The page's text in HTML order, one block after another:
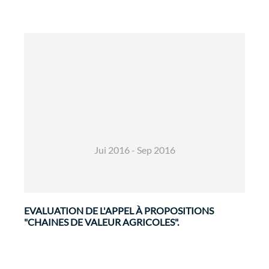
Jui 2016 - Sep 2016
EVALUATION DE L'APPEL À PROPOSITIONS
"CHAINES DE VALEUR AGRICOLES".